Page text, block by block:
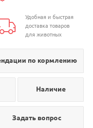
Удобная и быстрая
доставка товаров
для животных
по кормлению
Наличие
Задать вопрос